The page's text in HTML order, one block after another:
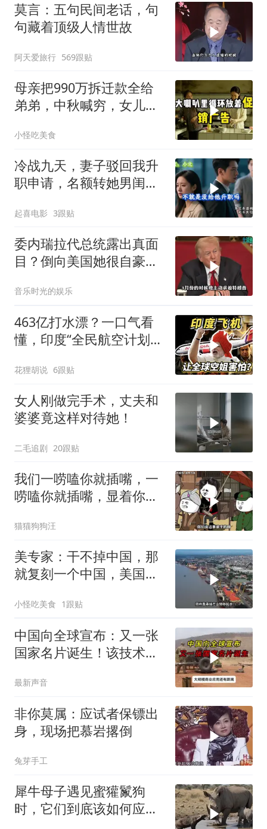
莫言：五句民间老话，句
句藏着顶级人情世故
阿天爱旅行 569跟贴
母亲把990万拆迁款全给
弟弟，中秋喊穷，女儿笑
小怪吃美食
冷战九天，妻子驳回我升
职申请，名额转她男闺
起喜电影 3跟贴
委内瑞拉代总统露出真面
目？倒向美国她很自豪
总统罗德里格斯竟突然开
炮怒点马杜罗，扬言马杜
罗的外交政策简直
音乐时光的娱乐
463亿打水漂？一口气看
懂，印度“全民航空计划”
花狸胡说 6跟贴
女人刚做完手术，丈夫和
婆婆竟这样对待她！
二毛追剧 20跟贴
我们一唠嗑你就插嘴，一
唠嗑你就插嘴，显着你
猫猫狗狗汪
美专家：干不掉中国，那
就复刻一个中国，美国看
小怪吃美食 1跟贴
中国向全球宣布：又一张
国家名片诞生！该技术全
最新声音
非你莫属：应试者保镖出
身，现场把慕岩撂倒
兔芽手工
犀牛母子遇见蜜獾鬣狗
时，它们到底该如何应